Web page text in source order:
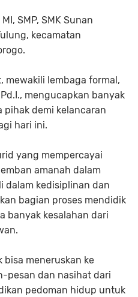
SMP, SMK Sunan
kecamatan
mewakili lembaga formal,
mengucapkan banyak
pihak demi kelancaran
hari ini.
yang mempercayai
amanah dalam
dalam kedisiplinan dan
bagian proses mendidik
banyak kesalahan dari
bisa meneruskan ke
pesan dan nasihat dari
pedoman hidup untuk